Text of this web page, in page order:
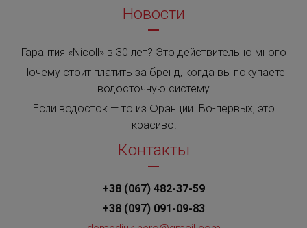
Новости
Гарантия «Nicoll» в 30 лет? Это действительно много
Почему стоит платить за бренд, когда вы покупаете
водосточную систему
Если водосток — то из Франции. Во-первых, это
красиво!
Контакты
+38 (067) 482-37-59
+38 (097) 091-09-83